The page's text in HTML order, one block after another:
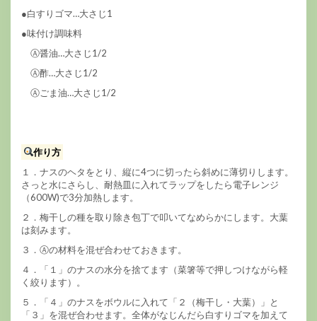
●白すりゴマ…大さじ1
●味付け調味料
Ⓐ醤油…大さじ1/2
Ⓐ酢…大さじ1/2
Ⓐごま油…大さじ1/2
作り方
１．ナスのヘタをとり、縦に4つに切ったら斜めに薄切りします。
さっと水にさらし、耐熱皿に入れてラップをしたら電子レンジ
（600W)で3分加熱します。
２．梅干しの種を取り除き包丁で叩いてなめらかにします。大葉
は刻みます。
３．Ⓐの材料を混ぜ合わせておきます。
４．「１」のナスの水分を捨てます（菜箸等で押しつけながら軽
く絞ります）。
５．「４」のナスをボウルに入れて「２（梅干し・大葉）」と
「３」を混ぜ合わせます。全体がなじんだら白すりゴマを加えて